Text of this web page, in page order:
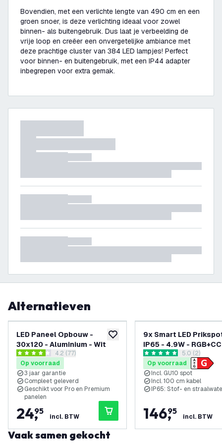
Bovendien, met een verlichte lengte van 490 cm en een
groen snoer, is deze verlichting ideaal voor zowel
binnen- als buitengebruik. Dus laat je verbeelding de
vrije loop en creëer een onvergetelijke ambiance met
deze prachtige cluster van 384 LED lampjes! Perfect
voor binnen- en buitengebruik, met een IP44 adapter
inbegrepen voor extra gemak.
Alternatieven
toevoegen aan verlanglijst
LED Paneel Opbouw -
30x120 - Aluminium - Wit
reviews drawer openen
4.246753 score sterren
4.2 (77)
Op voorraad
3 jaar garantie
Compleet geleverd
Geschikt voor Pro en Premium
panelen
24,
95
incl. BTW
9x Smart LED
IP65 - 4.9W -
Meter Kabel -
reviews
5 score sterren5.0 (2)
Op voorraad
Incl. GU10 spot
Incl. 100 cm kabel
IP65: Stof- en
146,
95
incl. BTW
Vaak samen gekocht